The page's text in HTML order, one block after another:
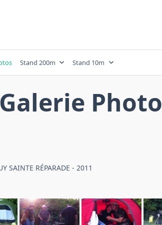
Stand 200m Stand 10m
Galerie Photo
SAINTE RÉPARADE - 2011